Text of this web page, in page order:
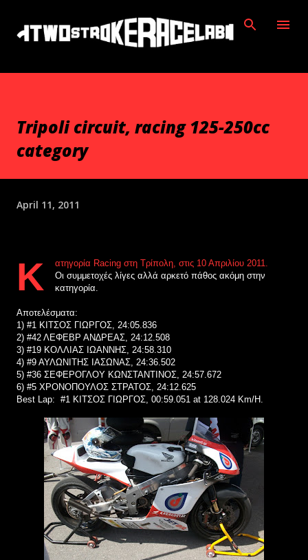
Skip to main content
Tripoli circuit, racing 125-250cc
category
April 11, 2011
Κ
ατηγορία Racing στη Τρίπολη, στις 10 Απριλίου 2011.
Οι συμμετοχές λίγες αλλά αρκετό πάθος ακόμη στην
κατηγορία.
Αποτελέσματα:
1) #1 ΚΙΤΣΟΣ ΓΙΩΡΓΟΣ, 24:05.836
2) #42 ΛΕΦΕΒΡ ΑΝ∆ΡΕΑΣ, 24:12.508
3) #19 ΚΟΛΛΙΑΣ ΙΩΑΝΝΗΣ, 24:58.310
4) #9 ΑΥΛΩΝΙΤΗΣ ΙΑΣΩΝΑΣ, 24:36.502
5) #36 ΣΕΦΕΡΟΓΛΟΥ ΚΩΝΣΤΑΝΤΙΝΟΣ, 24:57.672
6) #5 ΧΡΟΝΟΠΟΥΛΟΣ ΣΤΡΑΤΟΣ, 24:12.625
Best Lap: #1 ΚΙΤΣΟΣ ΓΙΩΡΓΟΣ, 00:59.051 at 128.024 Km/H.